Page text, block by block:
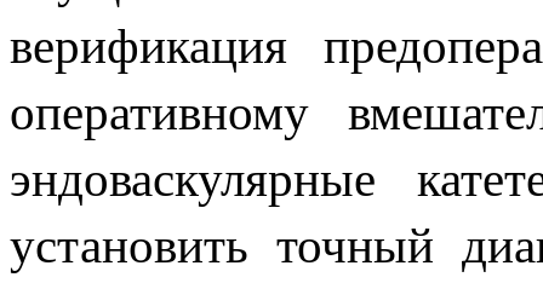
верификация
оперативному
эндоваскулярные
установить точный